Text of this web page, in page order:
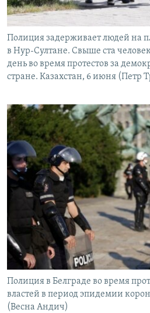
Полиция задерживает людей на
в Нур-Султане. Свыше ста
день во время протестов за
стране. Казахстан, 6 июня (Петр
Полиция в Белграде во время
властей в период эпидемии
(Весна Андич)